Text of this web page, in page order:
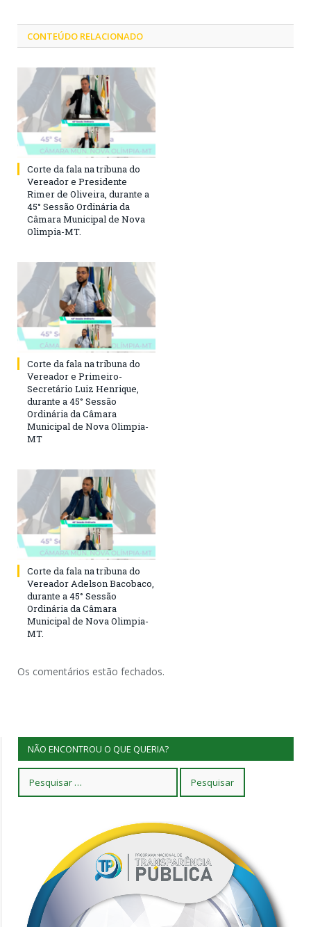
CONTEÚDO RELACIONADO
Corte da fala na tribuna do
Vereador e Presidente
Rimer de Oliveira, durante a
45° Sessão Ordinária da
Câmara Municipal de Nova
Olimpia-MT.
Corte da fala na tribuna do
Vereador e Primeiro-
Secretário Luiz Henrique,
durante a 45° Sessão
Ordinária da Câmara
Municipal de Nova Olimpia-
MT
Corte da fala na tribuna do
Vereador Adelson Bacobaco,
durante a 45° Sessão
Ordinária da Câmara
Municipal de Nova Olimpia-
MT.
Os comentários estão fechados.
NÃO ENCONTROU O QUE QUERIA?